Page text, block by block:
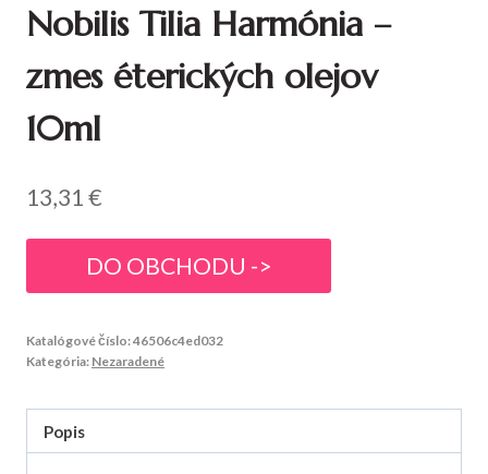
Nobilis Tilia Harmónia –
zmes éterických olejov
10ml
13,31€
DO OBCHODU ->
Katalógové číslo:46506c4ed032
Kategória: Nezaradené
Popis